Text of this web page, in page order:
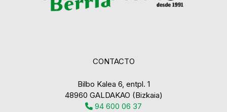
CONTACTO
Bilbo Kalea 6, entpl. 1
48960 GALDAKAO (Bizkaia)
94 600 06 37